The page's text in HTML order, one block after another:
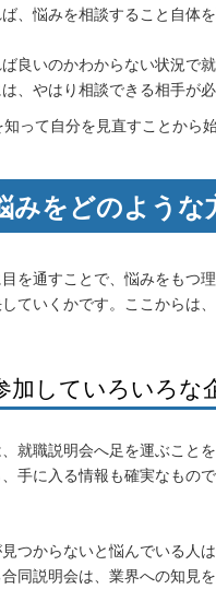
、悩みを相談すること自体
良いのかわからない状況で
、やはり相談できる相手が必
みをどのよう
を通すことで、悩みをもつ
ていくかです。ここからは
加していろいろな
就職説明会へ足を運ぶこと
手に入る情報も確実なもの
つからないと悩んでいる人
同説明会は、業界への知見